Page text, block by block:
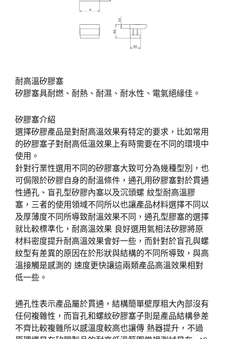
耐高溫矽膠塞
矽膠塞具耐燃、耐熱、耐濕、耐水性、電氣絕緣佳。
矽膠塞介紹
選擇矽膠產品是對耐高溫效果有特定的要求，比如常用
的矽膠塞子對耐高低溫效果上有時需要在不同的環境中
使用。
針對行業性選用不同的矽膠塞大致可分為幾種型別，也
可侷限於矽膠自身的耐溫條件，通孔用矽膠塞對於貫通
性通孔、盲孔型矽膠內塞以及沉頭螺 紋型耐高溫膠
塞，三者的使用領域不同所以也讓產品材料選擇不同以
及厚薄度不同所導致耐溫效果不同，通孔型膠塞的選擇
就比較標準化，耐高溫效果 良好選用氣相法矽膠將原
材料密度提升耐高溫效果會好一些，而針對於盲孔與螺
紋型有差異的原因在於形狀與結構的不同所導致，與高
溫接觸是感測的 速度更快讓這兩類產品高溫效果相對
低一些。
通孔性表示產品屬於貫通，結構簡單壁厚粗大內部沒有
任何複雜性，而盲孔和螺紋矽膠塞子則是產品結構參差
不齊比較複雜所以感溫度較高也讓傳 熱器提升，不過